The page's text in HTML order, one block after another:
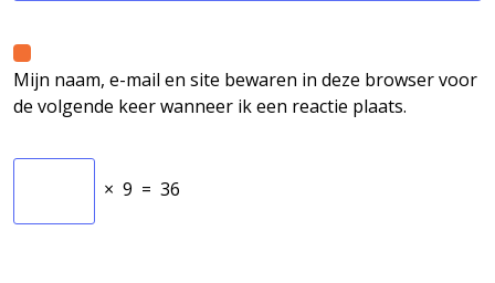
Mijn naam, e-mail en site bewaren in deze browser voor
de volgende keer wanneer ik een reactie plaats.
× 9 = 36